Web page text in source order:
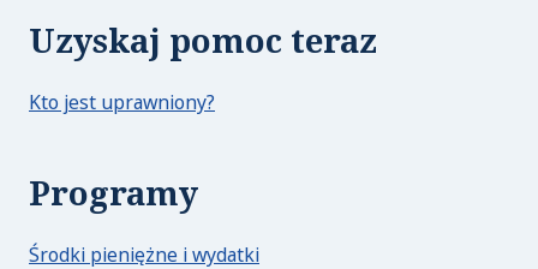
Uzyskaj pomoc teraz
Kto jest uprawniony?
Programy
Środki pieniężne i wydatki